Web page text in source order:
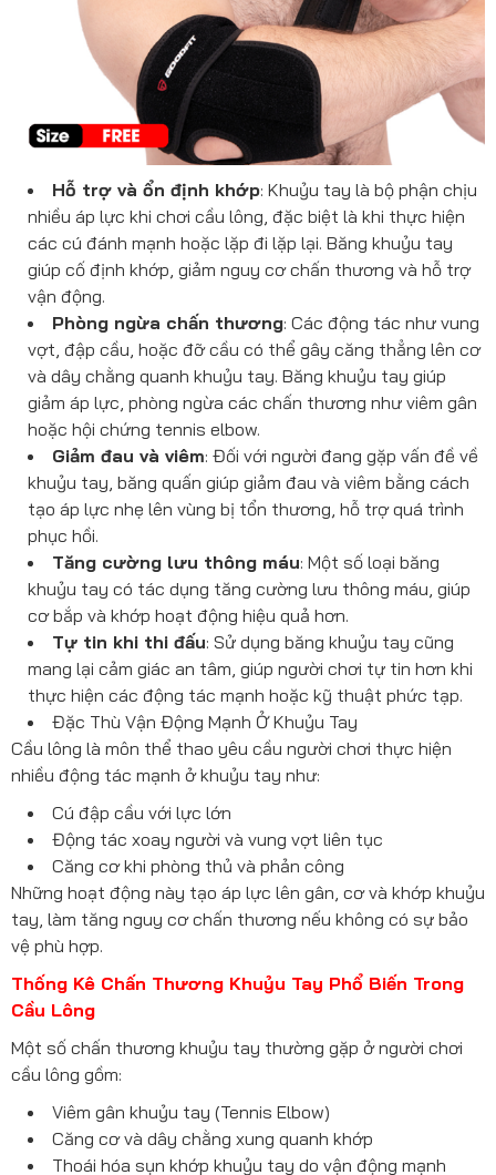
Hỗ trợ và ổn định khớp: Khuỷu tay là bộ phận chịu
nhiều áp lực khi chơi cầu lông, đặc biệt là khi thực hiện
các cú đánh mạnh hoặc lặp đi lặp lại. Băng khuỷu tay
giúp cố định khớp, giảm nguy cơ chấn thương và hỗ trợ
vận động.
Phòng ngừa chấn thương: Các động tác như vung
vợt, đập cầu, hoặc đỡ cầu có thể gây căng thẳng lên cơ
và dây chằng quanh khuỷu tay. Băng khuỷu tay giúp
giảm áp lực, phòng ngừa các chấn thương như viêm gân
hoặc hội chứng tennis elbow.
Giảm đau và viêm: Đối với người đang gặp vấn đề về
khuỷu tay, băng quấn giúp giảm đau và viêm bằng cách
tạo áp lực nhẹ lên vùng bị tổn thương, hỗ trợ quá trình
phục hồi.
Tăng cường lưu thông máu: Một số loại băng
khuỷu tay có tác dụng tăng cường lưu thông máu, giúp
cơ bắp và khớp hoạt động hiệu quả hơn.
Tự tin khi thi đấu: Sử dụng băng khuỷu tay cũng
mang lại cảm giác an tâm, giúp người chơi tự tin hơn khi
thực hiện các động tác mạnh hoặc kỹ thuật phức tạp.
Đặc Thù Vận Động Mạnh Ở Khuỷu Tay
Cầu lông là môn thể thao yêu cầu người chơi thực hiện
nhiều động tác mạnh ở khuỷu tay như:
Cú đập cầu với lực lớn
Động tác xoay người và vung vợt liên tục
Căng cơ khi phòng thủ và phản công
Những hoạt động này tạo áp lực lên gân, cơ và khớp khuỷu
tay, làm tăng nguy cơ chấn thương nếu không có sự bảo
vệ phù hợp.
Thống Kê Chấn Thương Khuỷu Tay Phổ Biến Trong
Cầu Lông
Một số chấn thương khuỷu tay thường gặp ở người chơi
cầu lông gồm:
Viêm gân khuỷu tay (Tennis Elbow)
Căng cơ và dây chằng xung quanh khớp
Thoái hóa sụn khớp khuỷu tay do vận động mạnh